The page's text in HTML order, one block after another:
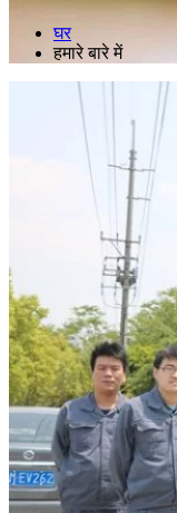
घर
हमारे बारे में